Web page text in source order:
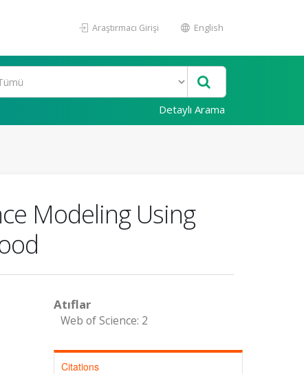
Araştırmacı Girişi English
Detaylı Arama
Modeling Using
Atıflar
Web of Science: 2
Citations